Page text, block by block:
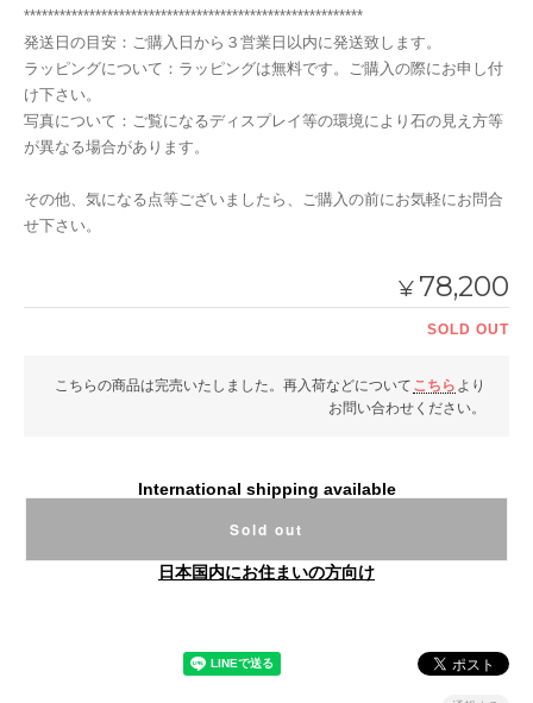
*********************************************************
発送日の目安：ご購入日から３営業日以内に発送致します。
ラッピングについて：ラッピングは無料です。ご購入の際にお申し付
け下さい。
写真について：ご覧になるディスプレイ等の環境により石の見え方等
が異なる場合があります。
その他、気になる点等ございましたら、ご購入の前にお気軽にお問合
せ下さい。
¥ 78,200
SOLD OUT
こちらの商品は完売いたしました。再入荷などについて こちら より
お問い合わせください。
International shipping available
Sold out
日本国内にお住まいの方向け